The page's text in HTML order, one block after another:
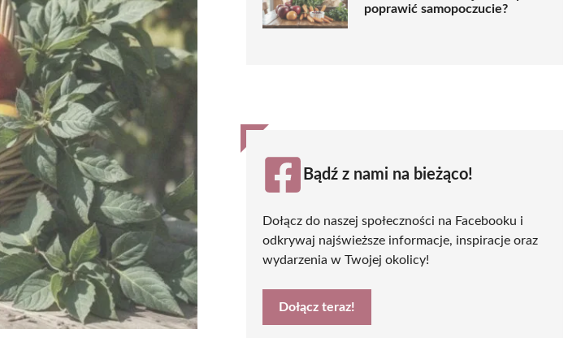
poprawić samopoczucie?
Bądź z nami na bieżąco!
Dołącz do naszej społeczności na Facebooku i
odkrywaj najświeższe informacje, inspiracje oraz
wydarzenia w Twojej okolicy!
Dołącz teraz!